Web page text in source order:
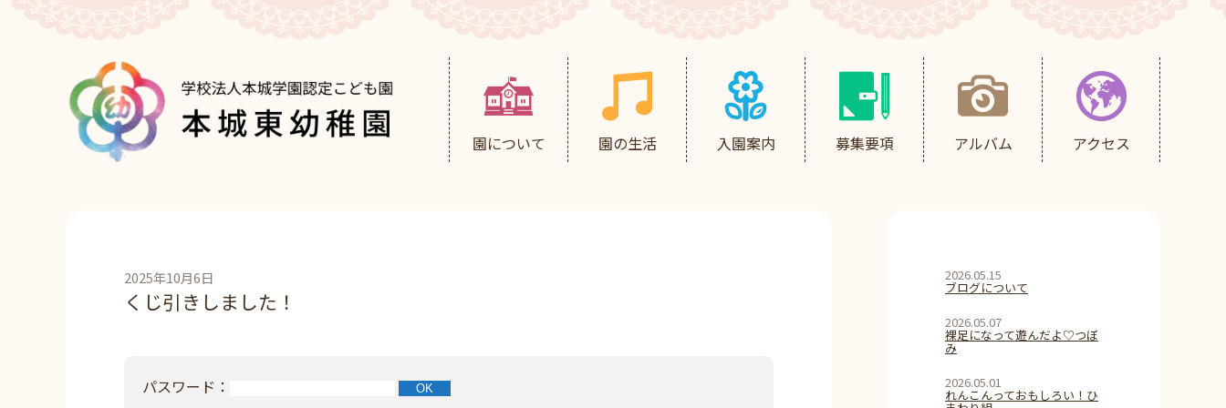
園について 園の生活 入園案内 募集要項 アルバム アクセス
2025年10月6日
くじ引きしました！
パスワード：
2026.05.15
ブログについて
2026.05.07
裸足になって遊んだよ♡つぼ
み
2026.05.01
れんこんっておもしろい！ひ